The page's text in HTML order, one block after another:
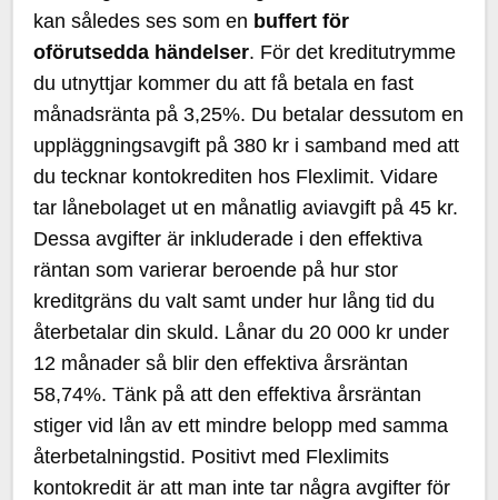
kan således ses som en buffert för
oförutsedda händelser. För det kreditutrymme
du utnyttjar kommer du att få betala en fast
månadsränta på 3,25%. Du betalar dessutom en
uppläggningsavgift på 380 kr i samband med att
du tecknar kontokrediten hos Flexlimit. Vidare
tar lånebolaget ut en månatlig aviavgift på 45 kr.
Dessa avgifter är inkluderade i den effektiva
räntan som varierar beroende på hur stor
kreditgräns du valt samt under hur lång tid du
återbetalar din skuld. Lånar du 20 000 kr under
12 månader så blir den effektiva årsräntan
58,74%. Tänk på att den effektiva årsräntan
stiger vid lån av ett mindre belopp med samma
återbetalningstid. Positivt med Flexlimits
kontokredit är att man inte tar några avgifter för